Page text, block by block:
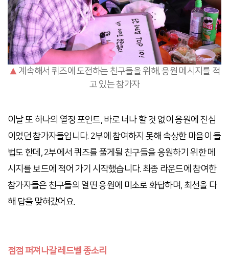
▲ 계속해서 퀴즈에 도전하는 친구들을 위해, 응원 메시지를 적
고 있는 참가자
이날 또 하나의 열정 포인트, 바로 너나 할 것 없이 응원에 진심
이었던 참가자들입니다. 2부에 참여하지 못해 속상한 마음이 들
법도 한데, 2부에서 퀴즈를 풀게될 친구들을 응원하기 위한 메
시지를 보드에 적어 가기 시작했습니다. 최종 라운드에 참여한
참가자들은 친구들의 열띤 응원에 미소로 화답하며, 최선을 다
해 답을 맞혀갔어요.
점점 퍼져나갈 레드벨 종소리